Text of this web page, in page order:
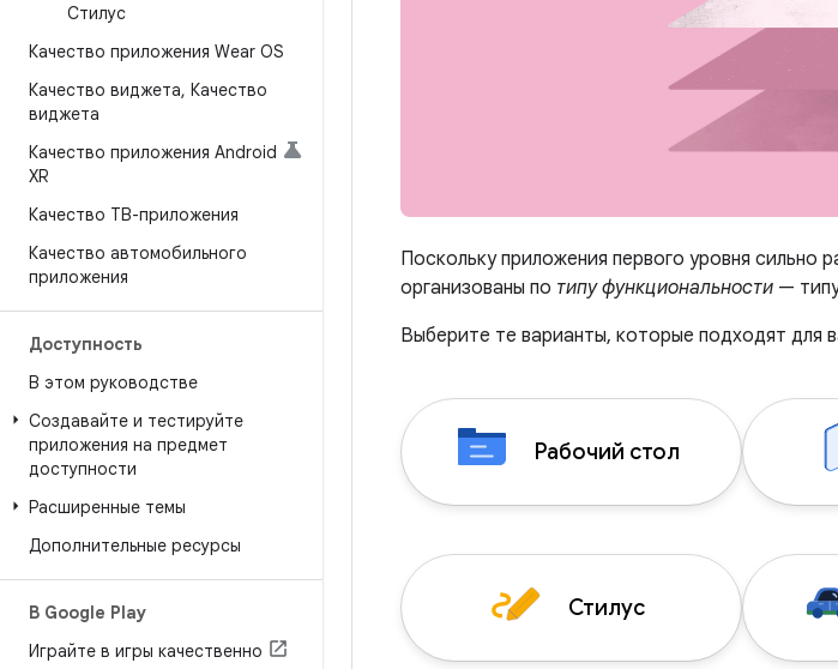
Стилус
Качество приложения Wear OS
Качество виджета, Качество
виджета
Качество приложения Android
XR
Качество ТВ-приложения
Качество автомобильного
приложения
Доступность
В этом руководстве
Создавайте и тестируйте
приложения на предмет
доступности
Расширенные темы
Дополнительные ресурсы
В Google Play
Играйте в игры качественно
Поскольку приложения первого уровня сильно
организованы по типу функциональности —
Выберите те варианты, которые подходят для
Рабочий стол
Стилус